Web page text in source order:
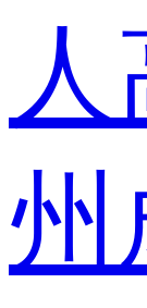
州